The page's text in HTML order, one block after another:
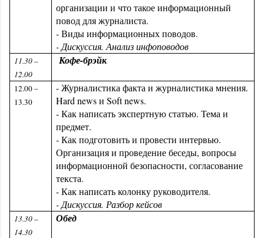
организации и что такое информационный
повод для журналиста.
- Виды информационных поводов.
- Дискуссия. Анализ инфоповодов
11.30 –
12.00
Кофе-брэйк
12.00 –
13.30
- Журналистика факта и журналистика мнения.
Hard news и Soft news.
- Как написать экспертную статью. Тема и
предмет.
- Как подготовить и провести интервью.
Организация и проведение беседы, вопросы
информационной безопасности, согласование
текста.
- Как написать колонку руководителя.
- Дискуссия. Разбор кейсов
13.30 –
14.30
Обед